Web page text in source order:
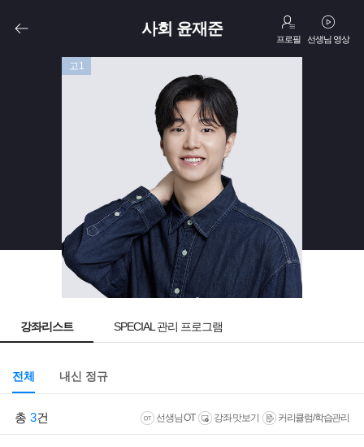
사회 윤재준
프로필 선생님 영상
고1
강좌리스트 SPECIAL 관리 프로그램
전체 내신 정규
총 3건 선생님 OT 강좌 맛보기 커리큘럼/학습관리